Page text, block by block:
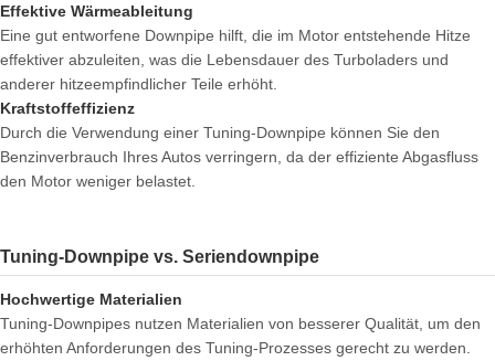
Effektive Wärmeableitung
Eine gut entworfene Downpipe hilft, die im Motor entstehende Hitze
effektiver abzuleiten, was die Lebensdauer des Turboladers und
anderer hitzeempfindlicher Teile erhöht.
Kraftstoffeffizienz
Durch die Verwendung einer Tuning-Downpipe können Sie den
Benzinverbrauch Ihres Autos verringern, da der effiziente Abgasfluss
den Motor weniger belastet.
Tuning-Downpipe vs. Seriendownpipe
Hochwertige Materialien
Tuning-Downpipes nutzen Materialien von besserer Qualität, um den
erhöhten Anforderungen des Tuning-Prozesses gerecht zu werden.